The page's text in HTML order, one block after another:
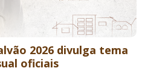
2026 divulga tema
oficiais